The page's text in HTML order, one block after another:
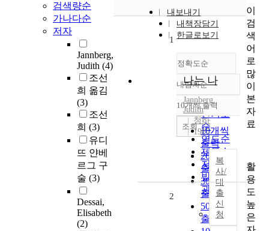
검색량순
가나다순
저자
Jannberg,
Judith (4)
조선
희 옮김
(3)
조선
희 (3)
유디
뜨 얀베
르그 구
술 (3)
Dessai,
Elisabeth
(2)
내보내기
내책장담기
한글로보기
정확도순
정확도
순
인기도
순
연도순
제목순
저자순
발행기
관순
내림차순
내림차순
10개씩 출력
10개씩
출력
20개씩
출력
30개씩
출력
50개씩
출력
조회
1
나는 나
Jannberg,
Judith
청하
1985
복
사/
대
출
신
청
2
이
검
색
어
로
많
이
본
자
료
활
용
도
높
은